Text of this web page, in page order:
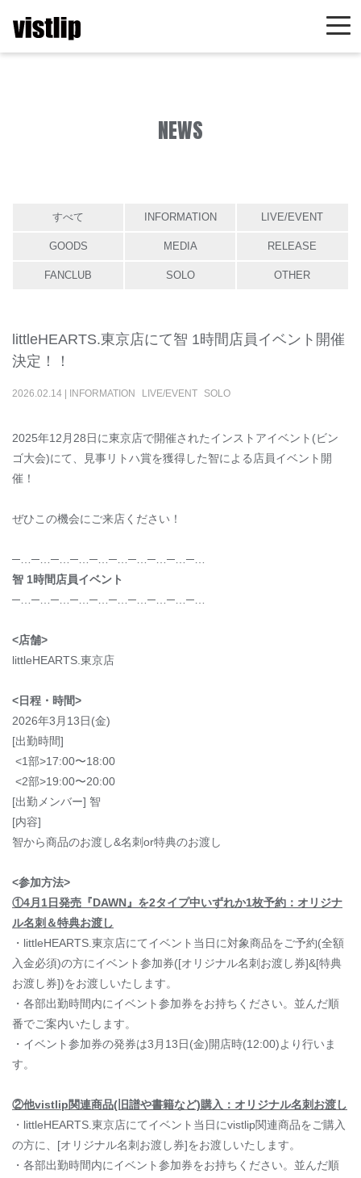
NEWS
すべて INFORMATION LIVE/EVENT
GOODS MEDIA RELEASE
FANCLUB SOLO OTHER
littleHEARTS.東京店にて智 1時間店員イベント開催
決定！！
2026.02.14 INFORMATION LIVE/EVENT SOLO
2025年12月28日に東京店で開催されたインストアイベント(ビン
ゴ大会)にて、見事リトハ賞を獲得した智による店員イベント開
催！
ぜひこの機会にご来店ください！
─…─…─…─…─…─…─…─…─…─…
智 1時間店員イベント
─…─…─…─…─…─…─…─…─…─…
<店舗>
littleHEARTS.東京店
<日程・時間>
2026年3月13日(金)
[出勤時間]
<1部>17:00〜18:00
<2部>19:00〜20:00
[出勤メンバー] 智
[内容]
智から商品のお渡し&名刺or特典のお渡し
<参加方法>
①4月1日発売『DAWN』を2タイプ中いずれか1枚予約：オリジナ
ル名刺＆特典お渡し
・littleHEARTS.東京店にてイベント当日に対象商品をご予約(全額
入金必須)の方にイベント参加券([オリジナル名刺お渡し券]&[特典
お渡し券])をお渡しいたします。
・各部出勤時間内にイベント参加券をお持ちください。並んだ順
番でご案内いたします。
・イベント参加券の発券は3月13日(金)開店時(12:00)より行いま
す。
②他vistlip関連商品(旧譜や書籍など)購入：オリジナル名刺お渡し
・littleHEARTS.東京店にてイベント当日にvistlip関連商品をご購入
の方に、[オリジナル名刺お渡し券]をお渡しいたします。
・各部出勤時間内にイベント参加券をお持ちください。並んだ順